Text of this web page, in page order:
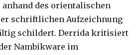
anhand des orientalischen
schriftlichen Aufzeichnung
schildert. Derrida kritisiert
Nambikware im